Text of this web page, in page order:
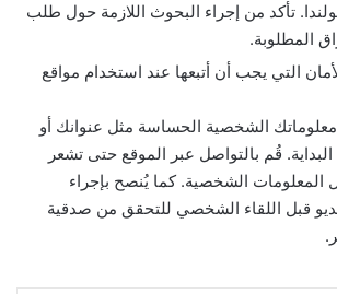
تأكد من إجراء البحوث اللازمة حول طلب
المطلوبة.
التي يجب أن أتبعها عند استخدام مواقع
الشخصية الحساسة مثل عنوانك أو
قُم بالتواصل عبر الموقع حتى تشعر
المعلومات الشخصية. كما يُنصح بإجراء
قبل اللقاء الشخصي للتحقق من صدقية